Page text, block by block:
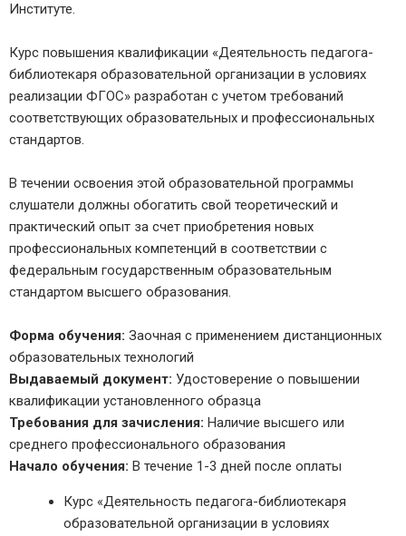
Институте.
Курс повышения квалификации «Деятельность педагога-
библиотекаря образовательной организации в условиях
реализации ФГОС» разработан с учетом требований
соответствующих образовательных и профессиональных
стандартов.
В течении освоения этой образовательной программы
слушатели должны обогатить свой теоретический и
практический опыт за счет приобретения новых
профессиональных компетенций в соответствии с
федеральным государственным образовательным
стандартом высшего образования.
Форма обучения: Заочная с применением дистанционных
образовательных технологий
Выдаваемый документ: Удостоверение о повышении
квалификации установленного образца
Требования для зачисления: Наличие высшего или
среднего профессионального образования
Начало обучения: В течение 1-3 дней после оплаты
Курс «Деятельность педагога-библиотекаря
образовательной организации в условиях